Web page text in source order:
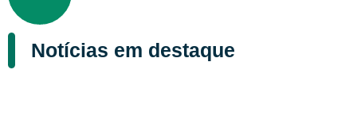
Notícias em destaque